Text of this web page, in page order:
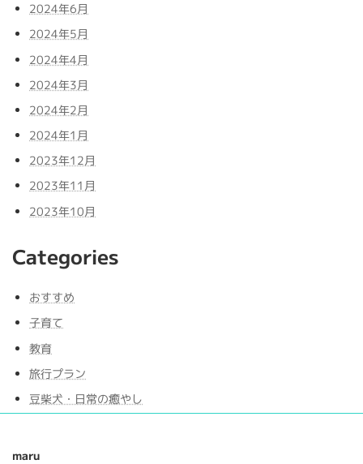
2024年6月
2024年5月
2024年4月
2024年3月
2024年2月
2024年1月
2023年12月
2023年11月
2023年10月
Categories
おすすめ
子育て
教育
旅行プラン
豆柴犬・日常の癒やし
maru